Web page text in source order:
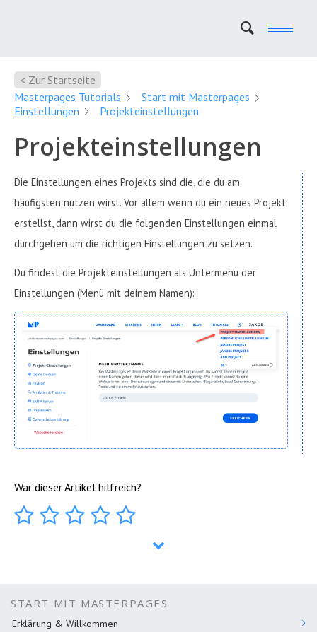
START MIT MASTERPAGES
Erklärung & Willkommen
< Zur Startseite
Masterpages Tutorials
Start mit Masterpages
Einstellungen
Projekteinstellungen
Projekteinstellungen
Die Einstellungen eines Projekts sind die, die du am
häufigsten nutzen wirst. Vor allem wenn du ein neues Projekt
erstellst, dann wirst du die folgenden Einstellungen einmal
durchgehen um die richtigen Einstellungen zu setzen.
Du findest die Projekteinstellungen als Untermenü der
Einstellungen (Menü mit deinem Namen):
War dieser Artikel hilfreich?